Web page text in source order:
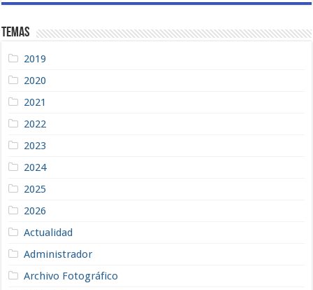
Temas
2019
2020
2021
2022
2023
2024
2025
2026
Actualidad
Administrador
Archivo Fotográfico